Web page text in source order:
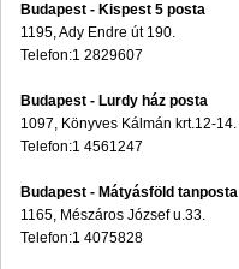
Budapest - Kispest 5 posta
1195, Ady Endre út 190.
Telefon:1 2829607
Budapest - Lurdy ház posta
1097, Könyves Kálmán krt.12-14.
Telefon:1 4561247
Budapest - Mátyásföld tanposta
1165, Mészáros József u.33.
Telefon:1 4075828